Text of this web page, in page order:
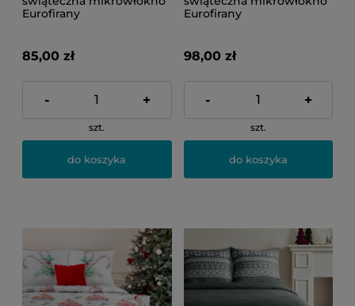
Eurofirany
85,00 zł
- +
szt.
do koszyka
Eurofirany
98,00 zł
- +
szt.
do koszyka